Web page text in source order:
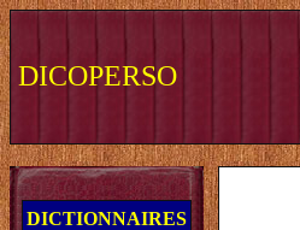
DICOPERSO
DICTIONNAIRES